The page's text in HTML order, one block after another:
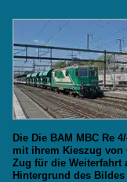
Die Die BAM MBC Re
mit ihrem Kieszug von
Zug für die Weiterfahrt
Hintergrund des